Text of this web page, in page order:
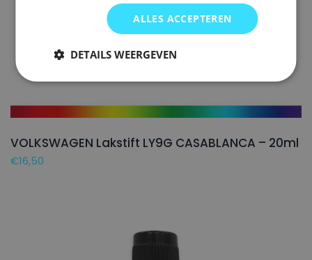
VOLKSWAGEN Lakstift LY9G CASABLANCA – 20ml
€16,50
ALLES ACCEPTEREN
DETAILS WEERGEVEN